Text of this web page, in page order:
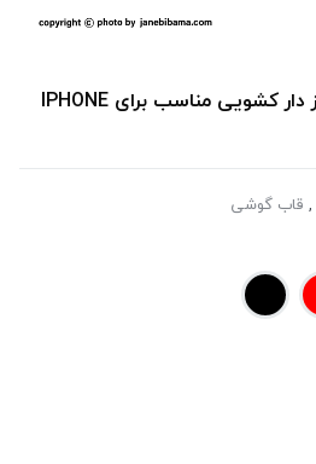
قاب سیلیکونی محافظ لنز دار کشویی مناسب برای IPHONE
, قاب گوشی